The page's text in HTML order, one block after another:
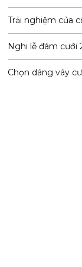
Trải nghiệm của
Nghi lễ đám cưới
Chọn dáng váy